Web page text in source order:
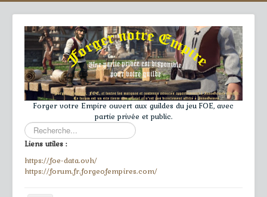
Forger votre Empire ouvert aux guildes du jeu FOE, avec
partie privée et public.
Rechercher
Liens utiles :
https://foe-data.ovh/
https://forum.fr.forgeofempires.com/